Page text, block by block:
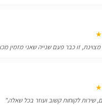
מצוינת, זו כבר פעם שנייה שאני מזמין
שירות לקוחות קשוב ועוזר בכל שאלה."